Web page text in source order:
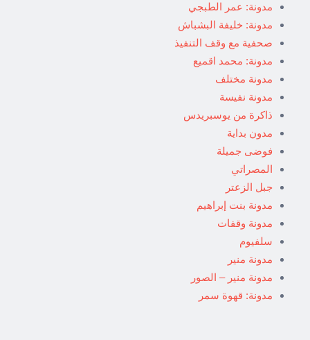
مدونة: عمر الطبجي
مدونة: خليفة البشباش
صحفية مع وقف التنفيذ
مدونة: محمد اقميع
مدونة مختلف
مدونة نفيسة
ذاكرة من يوسبريدس
مدون بداية
فوضى جميلة
المصراتي
جبل الزعتر
مدونة بنت إبراهيم
مدونة وقفات
سلفيوم
مدونة منير
مدونة منير – الصور
مدونة: قهوة سمر